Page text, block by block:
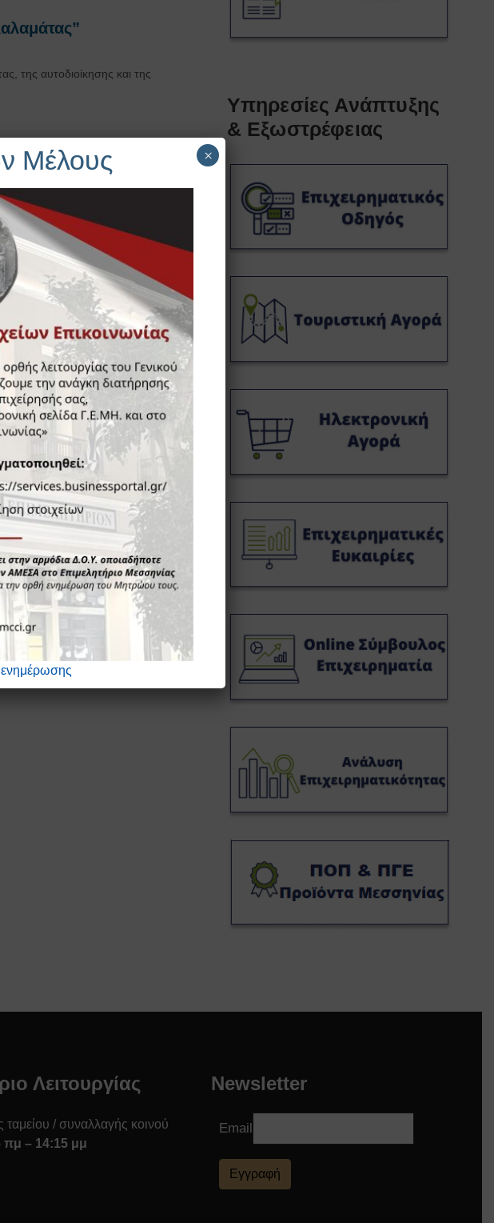
της αυτοδιοίκησης και της
με θέμα “FOOD
της μελέτης του
πως να
dam.gr τη δυνατότητα
η Α.Ε. Πρέσβης του Μεξικό κ.
Επόμενο »
Υπηρεσίες Ανάπτυξης
& Εξωστρέφειας
Λειτουργίας
ταμείου / συναλλαγής κοινού
πμ – 14:15 μμ
Newsletter
Email
Εγγραφή
Μέλους ×